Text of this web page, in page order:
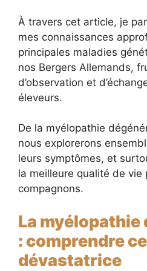
À travers cet article, je
mes connaissances
principales maladies
nos Bergers Allemands,
d’observation et
éleveurs.
De la myélopathie
nous explorerons
leurs symptômes, et
la meilleure qualité de
compagnons.
La
: comprendre
dévastatrice